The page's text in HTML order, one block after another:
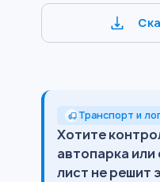
Транспорт и
Хотите
автопарка или
лист не решит